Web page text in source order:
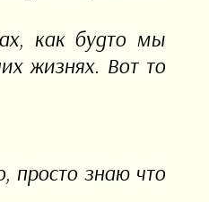
как будто мы
жизнях. Вот то
просто знаю что